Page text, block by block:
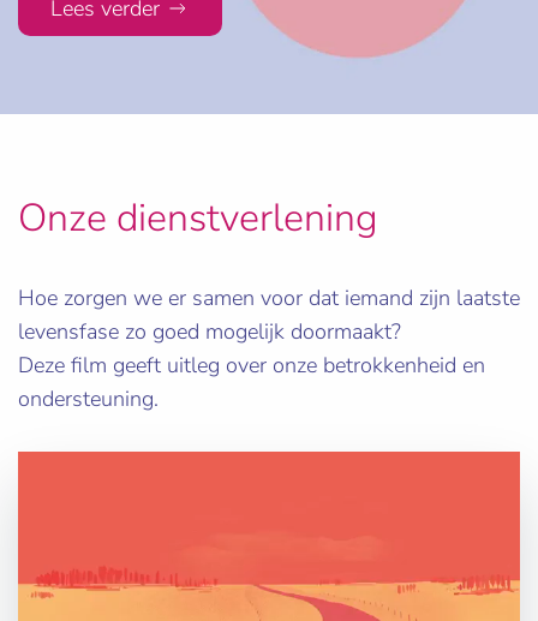
Lees verder
Onze dienstverlening
Hoe zorgen we er samen voor dat iemand zijn laatste
levensfase zo goed mogelijk doormaakt?
Deze film geeft uitleg over onze betrokkenheid en
ondersteuning.